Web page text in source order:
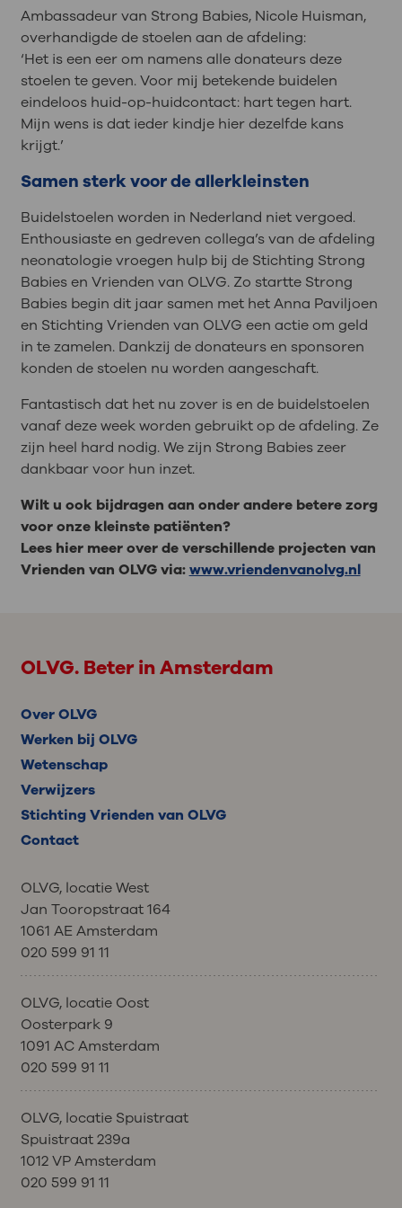
Ambassadeur van Strong Babies, Nicole Huisman,
overhandigde de stoelen aan de afdeling:
‘Het is een eer om namens alle donateurs deze
stoelen te geven. Voor mij betekende buidelen
eindeloos huid-op-huidcontact: hart tegen hart.
Mijn wens is dat ieder kindje hier dezelfde kans
krijgt.’
Samen sterk voor de allerkleinsten
Buidelstoelen worden in Nederland niet vergoed.
Enthousiaste en gedreven collega’s van de afdeling
neonatologie vroegen hulp bij de Stichting Strong
Babies en Vrienden van OLVG. Zo startte Strong
Babies begin dit jaar samen met het Anna Paviljoen
en Stichting Vrienden van OLVG een actie om geld
in te zamelen. Dankzij de donateurs en sponsoren
konden de stoelen nu worden aangeschaft.
Fantastisch dat het nu zover is en de buidelstoelen
vanaf deze week worden gebruikt op de afdeling. Ze
zijn heel hard nodig. We zijn Strong Babies zeer
dankbaar voor hun inzet.
Wilt u ook bijdragen aan onder andere betere zorg
voor onze kleinste patiënten?
Lees hier meer over de verschillende projecten van
Vrienden van OLVG via:www.vriendenvanolvg.nl
OLVG. Beter in Amsterdam
Over OLVG
Werken bij OLVG
Wetenschap
Verwijzers
Stichting Vrienden van OLVG
Contact
OLVG, locatie West
Jan Tooropstraat 164
1061 AE Amsterdam
020 599 91 11
OLVG, locatie Oost
Oosterpark 9
1091 AC Amsterdam
020 599 91 11
OLVG, locatie Spuistraat
Spuistraat 239a
1012 VP Amsterdam
020 599 91 11